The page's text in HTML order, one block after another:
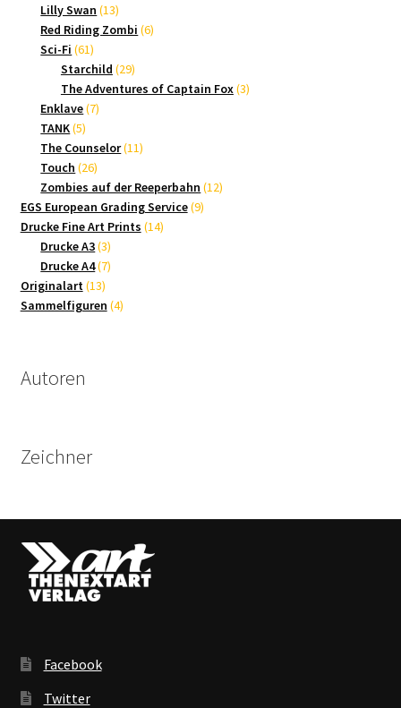
Lilly Swan 1313
Produkte
Red Riding Zombi 66
Sci-Fi 6161
Produkte
Starchild 2929
Produkte
The Adventures of Captain Fox 33
Enklave 77
TANK 55
Produkte
The Counselor 1111
Touch 2626
Produkte
Zombies auf der Reeperbahn 1212
EGS European Grading Service 99
Drucke Fine Art Prints 1414
Drucke A3 33
Produkte
Drucke A4 77
Originalart 1313
Produkte
Sammelfiguren 44
Autoren
Zeichner
Facebook
Twitter